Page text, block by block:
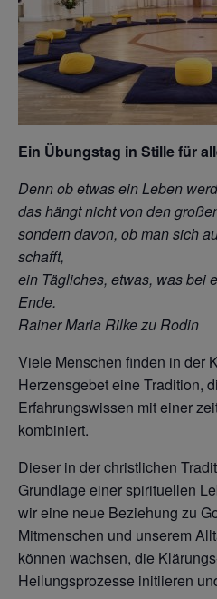
Ein Übungstag in Stille für
Denn ob etwas ein Leben
das hängt nicht von den
sondern davon, ob man sich
schafft,
ein Tägliches, etwas, was bei
Ende.
Rainer Maria Rilke zu Rodin
Viele Menschen finden in der
Herzensgebet eine Tradition,
Erfahrungswissen mit einer
kombiniert.
Dieser in der christlichen
Grundlage einer spirituellen
wir eine neue Beziehung zu
Mitmenschen und unserem
können wachsen, die
Heilungsprozesse initiieren